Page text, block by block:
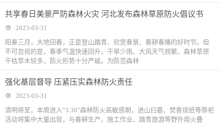
共享春日美景严防森林火灾 河北发布森林草原防火倡议书
2023-03-31
阳春三月，大地回春，正是登山踏青、欣赏春景、春耕春播的好时节。但
不可忽视的是，春季气温快速回升，干旱少雨、大风天气频繁、森林草原
干枯草木较多，防火形势十分严峻。为防范森林
强化基层督导 压紧压实森林防火责任
2023-03-31
清明将至，本周进入“3.30”森林防火高敏感期，进山扫墓、焚香烧纸等祭祀
活动将集中大量出现，与春耕生产、施工作业、踏青旅游等野外用火叠